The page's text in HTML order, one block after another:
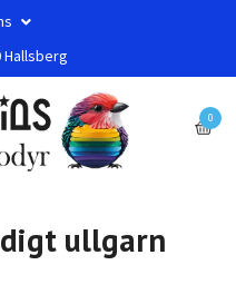
Hallsberg
0
ullgarn